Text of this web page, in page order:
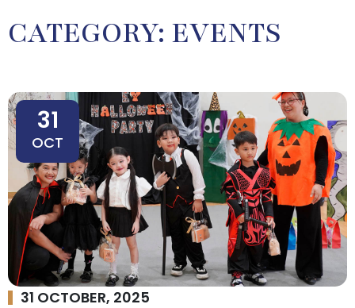
CATEGORY: EVENTS
31
OCT
31 OCTOBER, 2025